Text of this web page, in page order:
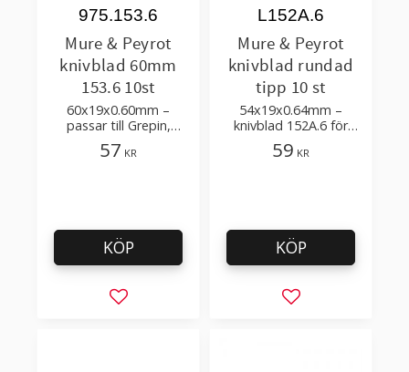
Mure & Peyrot
knivblad 60mm
153.6 10st
60x19x0.60mm –
passar till Grepin,
Merlot, Medoc
säkerhetsknivar
975.153.6
57 KR
Lägg till i favoriter
KÖP
Mure & Peyrot
knivblad rundad
tipp 10 st
54x19x0.64mm –
knivblad 152A.6 för
Mure & Peyrot
säkerhetsknivar Jalle,
L152A.6
59 KR
Lägg till i
KÖP